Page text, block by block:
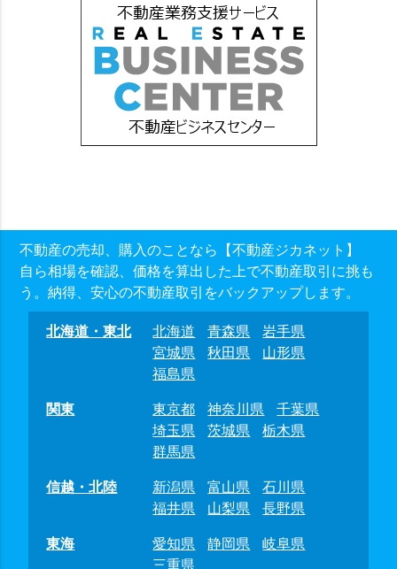
不動産の売却、購入のことなら【不動産ジカネット】
自ら相場を確認、価格を算出した上で不動産取引に挑も
う。納得、安心の不動産取引をバックアップします。
北海道・東北 北海道 青森県
岩手県
宮城県
秋田県
山形県
福島県
関東
東京都 神奈川県
千葉県
埼玉県
茨城県
栃木県
群馬県
信越・北陸
新潟県 富山県
石川県
福井県
山梨県
長野県
東海
愛知県 静岡県
岐阜県
三重県